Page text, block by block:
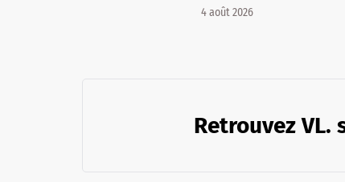
4 août 2026
Retrouvez VL.